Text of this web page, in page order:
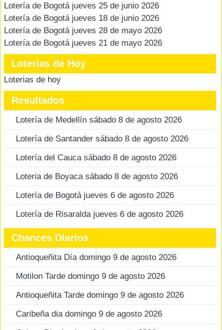
Lotería de Bogotá jueves 25 de junio 2026
Lotería de Bogotá jueves 18 de junio 2026
Lotería de Bogotá jueves 28 de mayo 2026
Lotería de Bogotá jueves 21 de mayo 2026
Loterias de Hoy
Loterias de hoy
Resultados
Lotería de Medellín sábado 8 de agosto 2026
Lotería de Santander sábado 8 de agosto 2026
Lotería del Cauca sábado 8 de agosto 2026
Loteria de Boyaca sábado 8 de agosto 2026
Lotería de Bogotá jueves 6 de agosto 2026
Lotería de Risaralda jueves 6 de agosto 2026
Chances Diarios
Antioqueñita Día domingo 9 de agosto 2026
Motilon Tarde domingo 9 de agosto 2026
Antioqueñita Tarde domingo 9 de agosto 2026
Caribeña dia domingo 9 de agosto 2026